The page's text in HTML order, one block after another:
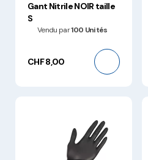
Gant Nitrile NOIR taille
S
Vendu par100 Unités
CHF 8,00